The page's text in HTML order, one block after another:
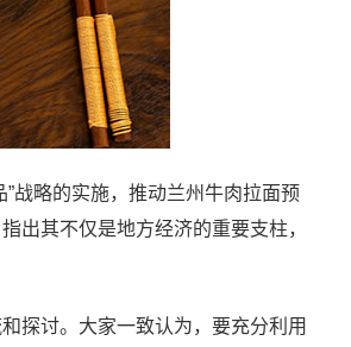
战略的实施，推动兰州牛肉拉面预
出其不仅是地方经济的重要支柱，
探讨。大家一致认为，要充分利用